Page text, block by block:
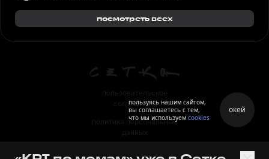
посмотреть всех
пользовательское
соглашение
политика персональных
данных
пользуясь нашим сайтом,
вы соглашаетесь с тем,
что мы используем cookies
окей